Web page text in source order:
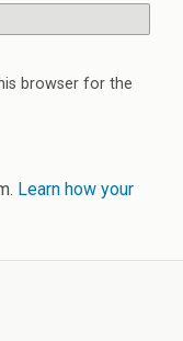
browser for the
Learn how your